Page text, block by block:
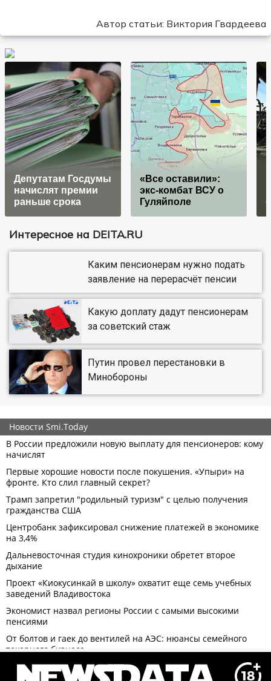
Автор статьи: Виктория Гвардеева
Депутатам Госдумы
начислят премии
раньше срока
«Все оставили»:
экс-комбат ВСУ о
Гуляйполе
Интересное на DEITA.RU
Каким пенсионерам нужно подать
заявление на перерасчёт пенсии
Какую доплату дадут пенсионерам
за советский стаж
Путин провел перестановки в
Минобороны